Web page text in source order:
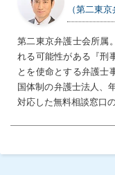
（第二東京
第二東京弁護士会所属
れる可能性がある『刑
とを使命とする弁護士
国体制の弁護士法人、
対応した無料相談窓口